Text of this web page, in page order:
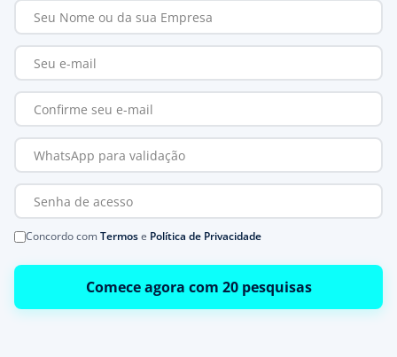
Concordo comTermose Política de Privacidade
Comece agora com 20 pesquisas